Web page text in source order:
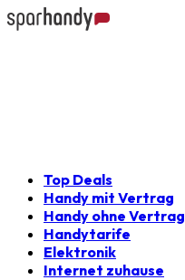
Top Deals
Handy mit Vertrag
Handy ohne Vertrag
Handytarife
Elektronik
Internet zuhause